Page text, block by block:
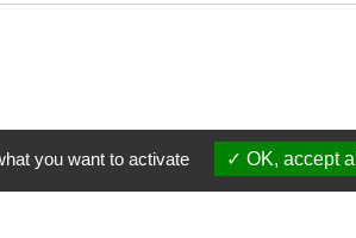
Nous contacter
you want to activate OK, accept all